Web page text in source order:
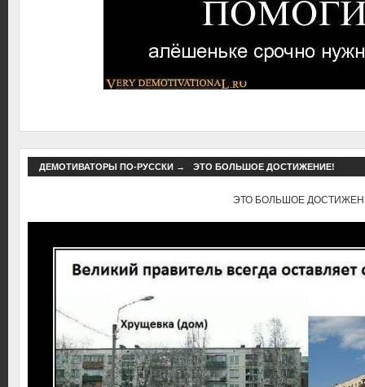
ДЕМОТИВАТОРЫ ПО-РУССКИ→ ЭТО БОЛЬШОЕ ДОСТИЖЕНИЕ!
ЭТО БОЛЬШОЕ